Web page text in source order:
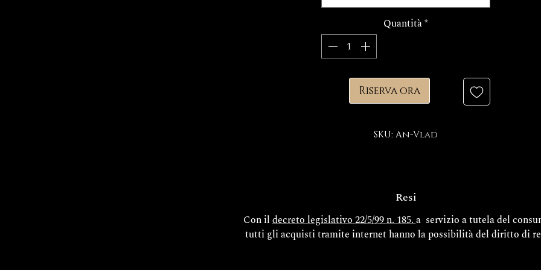
Quantità*
Riserva ora
SKU: An-Vlad
Resi
Con ildecreto legislativo 22/5/99 n. 185.a servizio a tutela del
tutti gli acquisti tramite internet hanno la possibilità del diritto di